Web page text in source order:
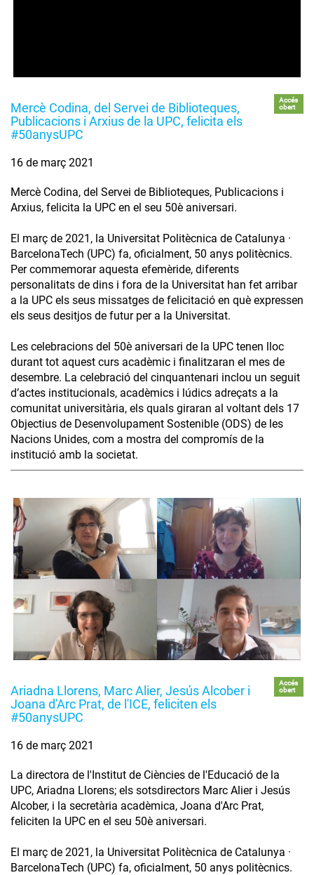
Mercè Codina, del Servei de Biblioteques,
Publicacions i Arxius de la UPC, felicita els
#50anysUPC
Accés
obert
16 de març 2021
Mercè Codina, del Servei de Biblioteques, Publicacions i
Arxius, felicita la UPC en el seu 50è aniversari.
El març de 2021, la Universitat Politècnica de Catalunya ·
BarcelonaTech (UPC) fa, oficialment, 50 anys politècnics.
Per commemorar aquesta efemèride, diferents
personalitats de dins i fora de la Universitat han fet arribar
a la UPC els seus missatges de felicitació en què expressen
els seus desitjos de futur per a la Universitat.
Les celebracions del 50è aniversari de la UPC tenen lloc
durant tot aquest curs acadèmic i finalitzaran el mes de
desembre. La celebració del cinquantenari inclou un seguit
d’actes institucionals, acadèmics i lúdics adreçats a la
comunitat universitària, els quals giraran al voltant dels 17
Objectius de Desenvolupament Sostenible (ODS) de les
Nacions Unides, com a mostra del compromís de la
institució amb la societat.
Ariadna Llorens, Marc Alier, Jesús Alcober i
Joana d'Arc Prat, de l'ICE, feliciten els
#50anysUPC
Accés
obert
16 de març 2021
La directora de l'Institut de Ciències de l'Educació de la
UPC, Ariadna Llorens; els sotsdirectors Marc Alier i Jesús
Alcober, i la secretària acadèmica, Joana d'Arc Prat,
feliciten la UPC en el seu 50è aniversari.
El març de 2021, la Universitat Politècnica de Catalunya ·
BarcelonaTech (UPC) fa, oficialment, 50 anys politècnics.